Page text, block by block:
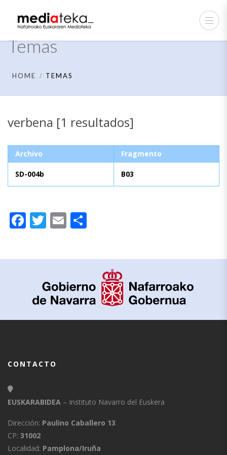
Temas
HOME TEMAS
verbena [1 resultados]
Archivo Fragmento
SD-004b B03
Facebook
Twitter
Email
CONTACTO
EUSKARABIDEA – Instituto Navarro del Euskera
Dirección: Paulino Caballero 13
CP: 31002
Localidad: Pamplona/Iruña